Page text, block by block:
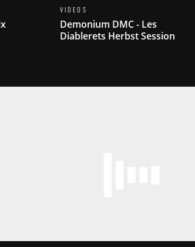
VIDEOS
Demonium DMC - Les
Diablerets Herbst Session